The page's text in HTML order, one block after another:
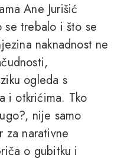
Ane Jurišić
trebalo i što se
naknadnost ne
ogleda s
i otkrićima. Tko
nije samo
za narativne
o gubitku i